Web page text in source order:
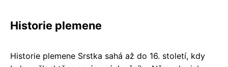
Historie plemene
Historie plemene Srstka sahá až do 16. století, kdy